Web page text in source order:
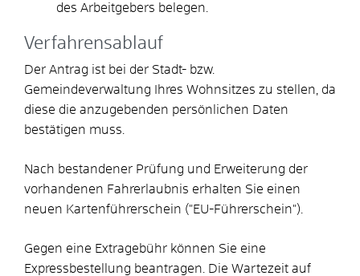
des Arbeitgebers belegen.
Verfahrensablauf
Der Antrag ist bei der Stadt- bzw.
Gemeindeverwaltung Ihres Wohnsitzes zu stellen, da
diese die anzugebenden persönlichen Daten
bestätigen muss.
Nach bestandener Prüfung und Erweiterung der
vorhandenen Fahrerlaubnis erhalten Sie einen
neuen Kartenführerschein ("EU-Führerschein").
Gegen eine Extragebühr können Sie eine
Expressbestellung beantragen. Die Wartezeit auf